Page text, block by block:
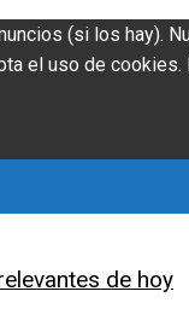
(si los hay).
el uso de
de hoy